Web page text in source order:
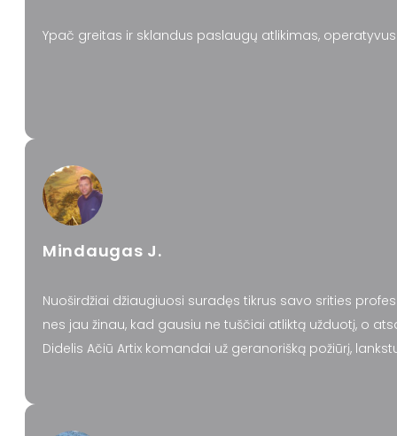
Ypač greitas ir sklandus paslaugų atlikimas,
Mindaugas J.
Nuoširdžiai džiaugiuosi suradęs tikrus savo srities
nes jau žinau, kad gausiu ne tuščiai atliktą užduotį, o
Didelis Ačiū Artix komandai už geranorišką požiūrį,